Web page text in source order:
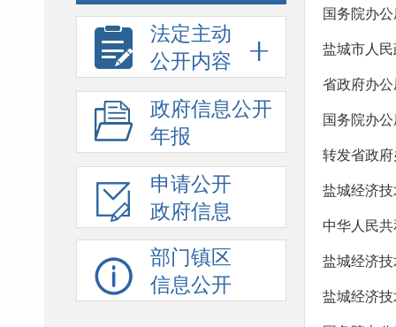
法定主动
公开内容
政府信息公开
年报
申请公开
政府信息
部门镇区
信息公开
盐城市人
国务院办
转发省政
盐城经济
中华人民